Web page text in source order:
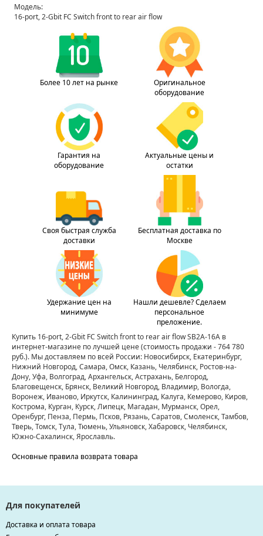
Модель:
16-port, 2-Gbit FC Switch front to rear air flow
Более 10 лет на рынке
Оригинальное
оборудование
Гарантия на
оборудование
Актуальные цены и
остатки
Своя быстрая служба
доставки
Бесплатная доставка по
Москве
Удержание цен на
минимуме
Нашли дешевле? Сделаем
персональное
преложение.
Купить 16-port, 2-Gbit FC Switch front to rear air flow SB2A-16A в
интернет-магазине по лучшей цене(стоимость продажи - 764 780
руб.). Мы доставляем по всей России: Новосибирск, Екатеринбург,
Нижний Новгород, Самара, Омск, Казань, Челябинск, Ростов-на-
Дону, Уфа, Волгоград, Архангельск, Астрахань, Белгород,
Благовещенск, Брянск, Великий Новгород, Владимир, Вологда,
Воронеж, Иваново, Иркутск, Калининград, Калуга, Кемерово, Киров,
Кострома, Курган, Курск, Липецк, Магадан, Мурманск, Орел,
Оренбург, Пенза, Пермь, Псков, Рязань, Саратов, Смоленск, Тамбов,
Тверь, Томск, Тула, Тюмень, Ульяновск, Хабаровск, Челябинск,
Южно-Сахалинск, Ярославль.
Основные правила возврата товара
Для покупателей
Доставка и оплата товара